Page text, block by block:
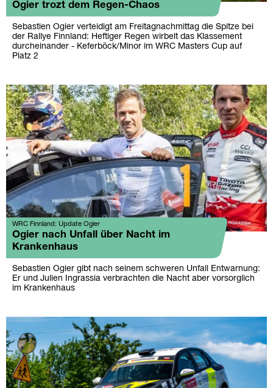
Ogier trozt dem Regen-Chaos
Sebastien Ogier verteidigt am Freitagnachmittag die Spitze bei
der Rallye Finnland: Heftiger Regen wirbelt das Klassement
durcheinander - Keferböck/Minor im WRC Masters Cup auf
Platz 2
WRC Finnland: Update Ogier
Ogier nach Unfall über Nacht im
Krankenhaus
Sebastien Ogier gibt nach seinem schweren Unfall Entwarnung:
Er und Julien Ingrassia verbrachten die Nacht aber vorsorglich
im Krankenhaus